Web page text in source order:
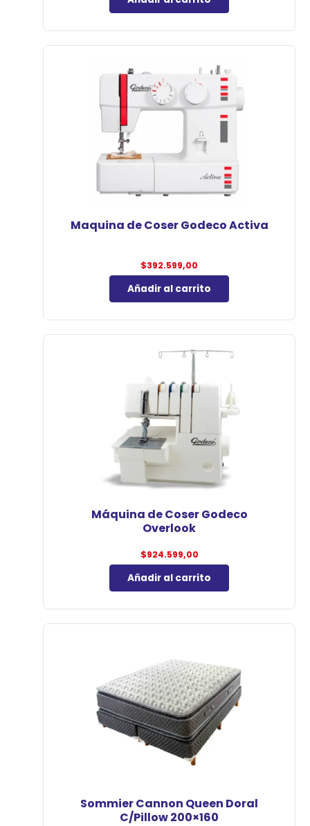
Maquina de Coser Godeco Activa
$392.599,00
Añadir al carrito
Máquina de Coser Godeco
Overlook
$924.599,00
Añadir al carrito
Sommier Cannon Queen Doral
C/Pillow 200×160